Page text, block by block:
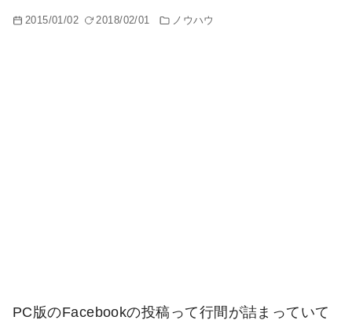
2015/01/02 2018/02/01 ノウハウ
PC版のFacebookの投稿って行間が詰まっていて